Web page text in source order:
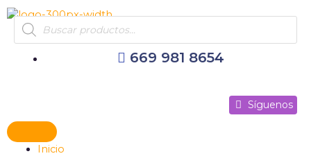
al
contenido
Products
search
669 981 8654
Síguenos
Inicio